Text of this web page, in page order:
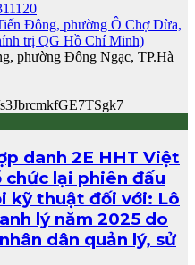
Đông, phường Ô Chợ Dừa,
trị QG Hồ Chí Minh)
phường Đông Ngạc, TP.Hà
danh 2E HHT Việt
lại phiên đấu
kỹ thuật đối với: Lô
lý năm 2025 do
dân quản lý, sử